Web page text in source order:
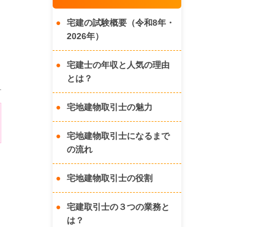
宅建の試験概要（令和8年・
2026年）
宅建士の年収と人気の理由
とは？
宅地建物取引士の魅力
宅地建物取引士になるまで
の流れ
宅地建物取引士の役割
宅建取引士の３つの業務と
は？